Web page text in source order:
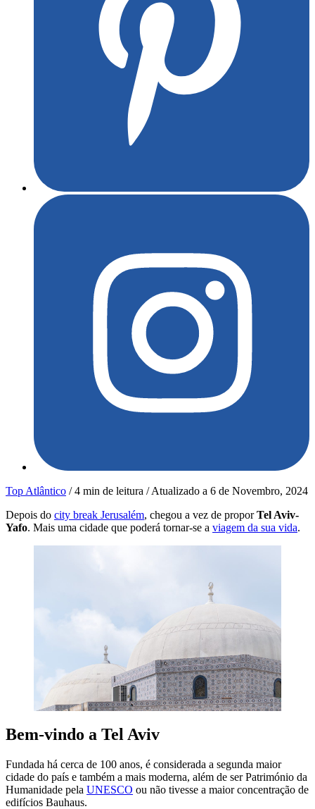
Top Atlântico / 4 min de leitura /Atualizado a 6 de Novembro, 2024
Depois do city break Jerusalém, chegou a vez de proporTel Aviv-
Yafo. Mais uma cidade que poderá tornar-se a viagem da sua vida.
Bem-vindo a Tel Aviv
Fundada há cerca de 100 anos, é considerada a segunda maior
cidade do país e também a mais moderna, além de ser Património da
Humanidade pela UNESCO ou não tivesse a maior concentração de
edifícios Bauhaus.